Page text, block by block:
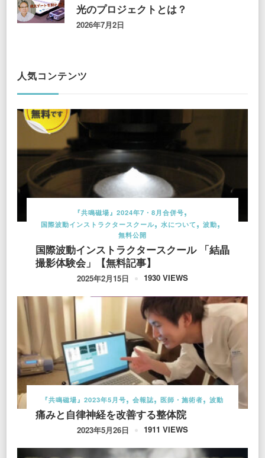
光のプロジェクトとは？
2026年7月2日
人気コンテンツ
『共鳴磁場』2024年7・8月合併号
国際波動インストラクタースクール
水について
波動
無料公開
国際波動インストラクタースクール 「結晶
撮影体験会」【無料記事】
2025年2月15日 1930 VIEWS
『共鳴磁場』2023年5月号 会報誌 医師・施術者 波動
痛みと自律神経を改善する整体院
2023年5月26日 1911 VIEWS